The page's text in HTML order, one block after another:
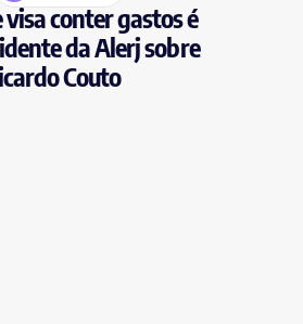
conter gastos é
da Alerj sobre
Couto